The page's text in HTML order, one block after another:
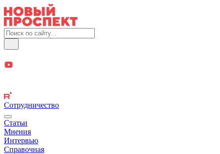
Сотрудничество
Статьи
Мнения
Интервью
Справочная